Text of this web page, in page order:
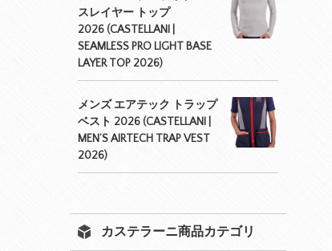
スレイヤー トップ
2026 (CASTELLANI |
SEAMLESS PRO LIGHT BASE
LAYER TOP 2026)
メンズ エアテック トラップ
ベスト 2026 (CASTELLANI |
MEN’S AIRTECH TRAP VEST
2026)
カステラーニ商品カテゴリ